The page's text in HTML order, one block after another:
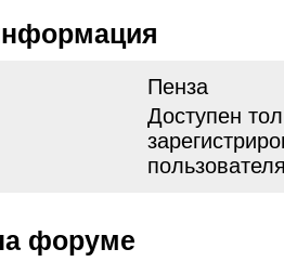
Пенза
Доступен
форуме